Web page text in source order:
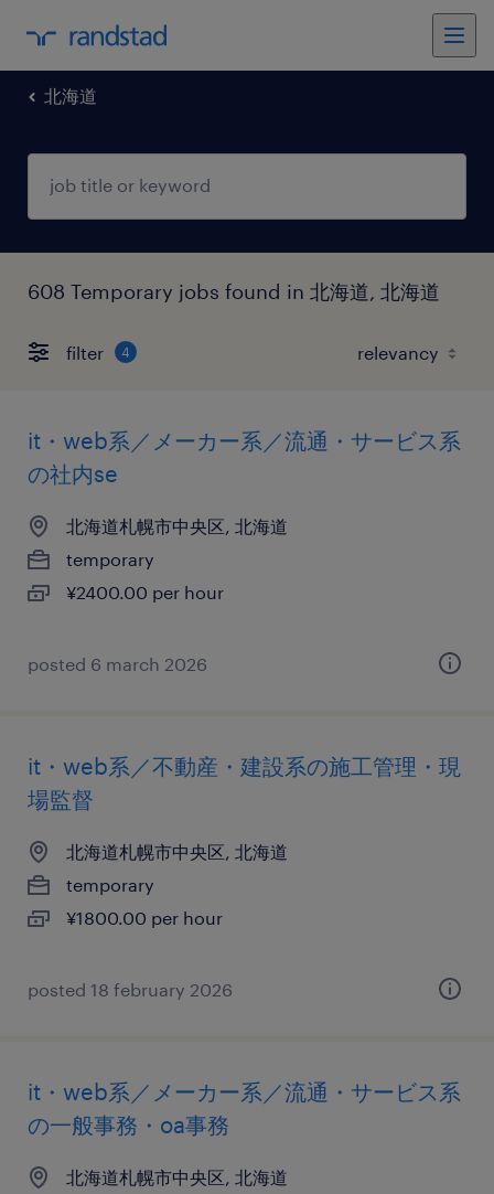
北海道
608 Temporary jobs found in 北海道, 北海道
filter 4
it・web系／メーカー系／流通・サービス系
の社内se
北海道札幌市中央区, 北海道
temporary
¥2400.00 per hour
posted 6 march 2026
it・web系／不動産・建設系の施工管理・現
場監督
北海道札幌市中央区, 北海道
temporary
¥1800.00 per hour
posted 18 february 2026
it・web系／メーカー系／流通・サービス系
の一般事務・oa事務
北海道札幌市中央区, 北海道